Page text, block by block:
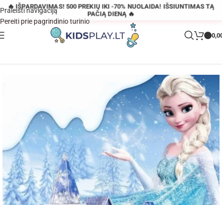
Praleisti navigaciją
Pereiti prie pagrindinio turinio
🔥 IŠPARDAVIMAS! 500 PREKIŲ IKI -70% NUOLAIDA! IŠSIUNTIMAS TĄ
PAČIĄ DIENĄ 🔥
Parduotuvė Frozen Dėlionė 3D Elzos pilies rūmai